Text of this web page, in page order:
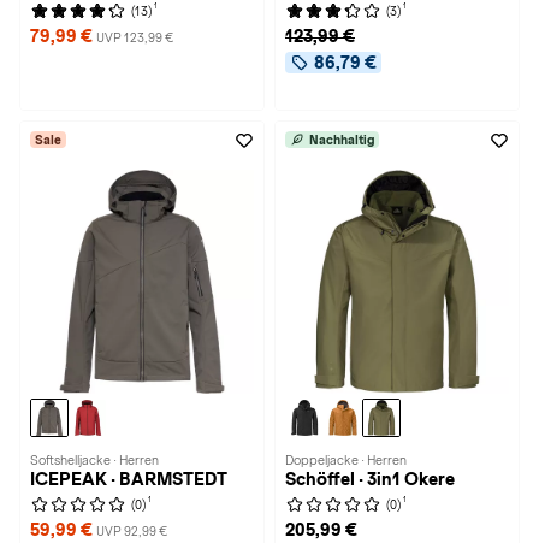
(13) 1
79,99 € UVP 123,99 €
(3) 1
123,99 €
86,79 €
Sale
Softshelljacke · Herren
ICEPEAK · BARMSTEDT
(0) 1
59,99 € UVP 92,99 €
Nachhaltig
Doppeljacke · Herren
Schöffel · 3in1 Okere
(0) 1
205,99 €